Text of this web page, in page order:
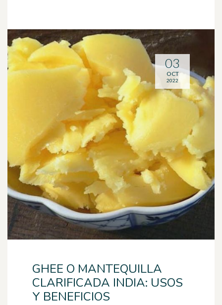
GHEE O MANTEQUILLA
CLARIFICADA INDIA: USOS
Y BENEFICIOS
03
OCT
2022